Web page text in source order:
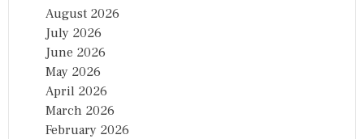
August 2026
July 2026
June 2026
May 2026
April 2026
March 2026
February 2026